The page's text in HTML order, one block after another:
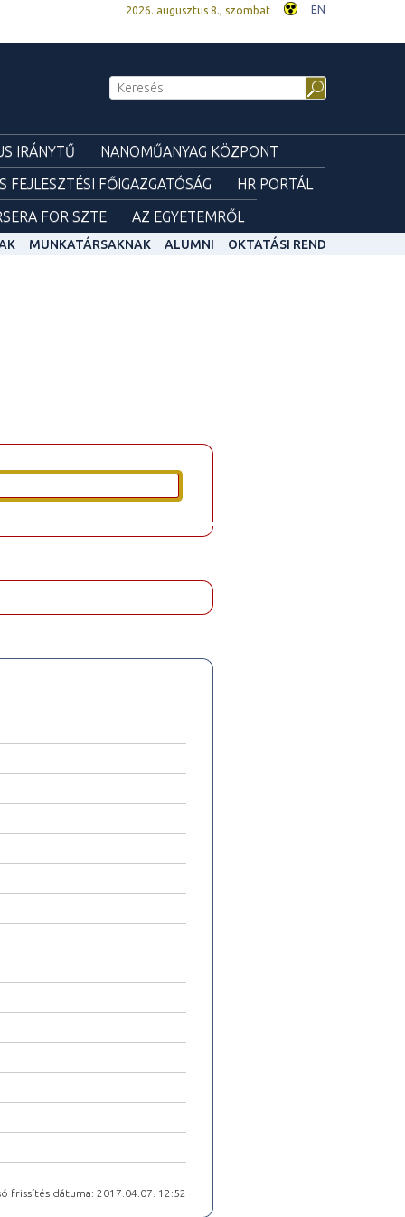
2026. augusztus 8., szombat EN
IRÁNYTŰ
NANOMŰANYAG KÖZPONT
FEJLESZTÉSI FŐIGAZGATÓSÁG
HR PORTÁL
FOR SZTE AZ EGYETEMRŐL
MUNKATÁRSAKNAK ALUMNI OKTATÁSI REND
frissítés dátuma: 2017.04.07. 12:52